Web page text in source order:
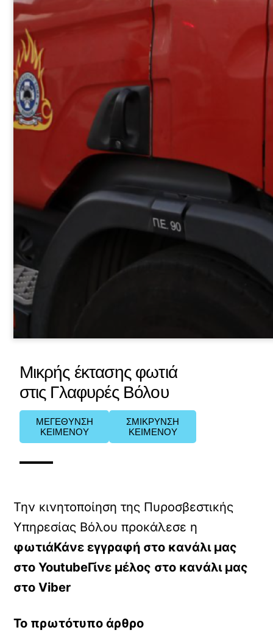
Μικρής έκτασης φωτιά
στις Γλαφυρές Βόλου
ΜΕΓΕΘΥΝΣΗ
ΚΕΙΜΕΝΟΥ
ΣΜΙΚΡΥΝΣΗ
ΚΕΙΜΕΝΟΥ
Την κινητοποίηση της Πυροσβεστικής
Υπηρεσίας Βόλου προκάλεσε η
φωτιάΚάνε εγγραφή στο κανάλι μας
στοYoutubeΓίνε μέλος στο κανάλι μας
στοViber
Το πρωτότυπο άρθρο